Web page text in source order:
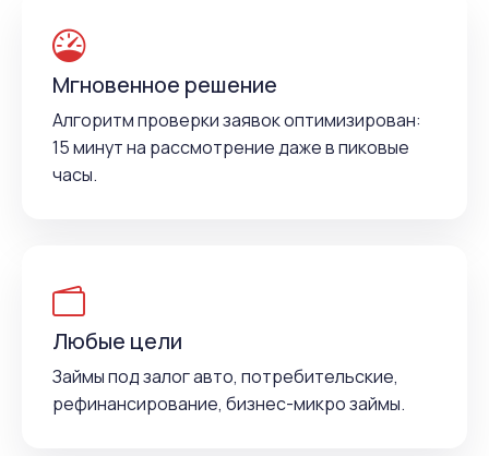
Мгновенное решение
Алгоритм проверки заявок оптимизирован:
15 минут на рассмотрение даже в пиковые
часы.
Любые цели
Займы под залог авто, потребительские,
рефинансирование, бизнес-микро займы.